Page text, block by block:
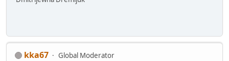
kka67
Global Moderator